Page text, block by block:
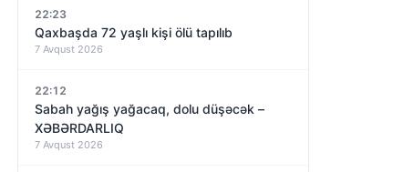
22:23
Qaxbaşda 72 yaşlı kişi ölü tapılıb
7 Avqust 2026
22:12
Sabah yağış yağacaq, dolu düşəcək –
XƏBƏRDARLIQ
7 Avqust 2026